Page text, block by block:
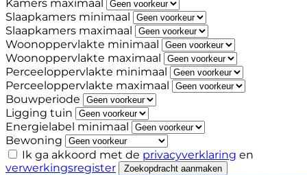
Kamers maximaal
Slaapkamers minimaal
Slaapkamers maximaal
Woonoppervlakte minimaal
Woonoppervlakte maximaal
Perceeloppervlakte minimaal
Perceeloppervlakte maximaal
Bouwperiode
Ligging tuin
Energielabel minimaal
Bewoning
Ik ga akkoord met de privacyverklaring en
verwerkingsregister
Zoekopdracht aanmaken